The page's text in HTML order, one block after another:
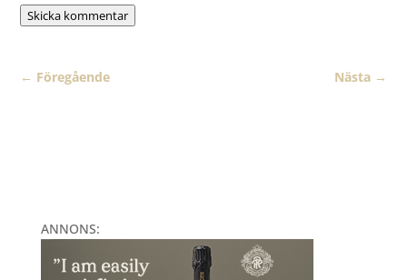
Skicka kommentar
← Föregående Nästa→
ANNONS: